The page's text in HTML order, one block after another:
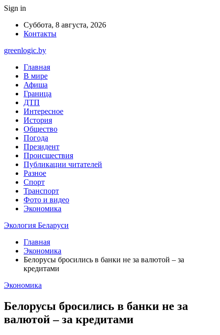
Sign in
Суббота, 8 августа, 2026
Контакты
greenlogic.by
Главная
В мире
Афиша
Граница
ДТП
Интересное
История
Общество
Погода
Президент
Происшествия
Публикации читателей
Разное
Спорт
Транспорт
Фото и видео
Экономика
Экология Беларуси
Главная
Экономика
Белорусы бросились в банки не за валютой – за
кредитами
Экономика
Белорусы бросились в банки не за
валютой – за кредитами